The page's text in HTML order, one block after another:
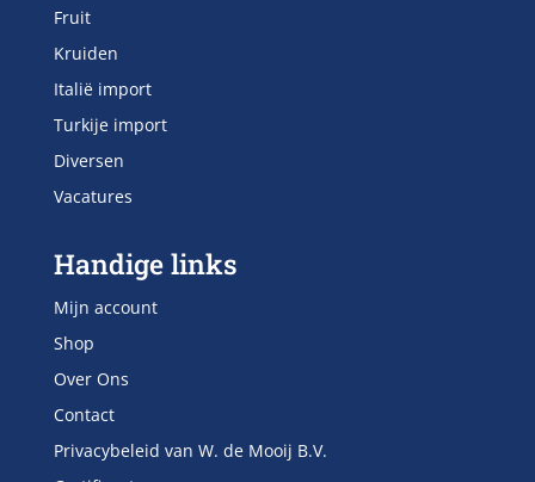
Fruit
Kruiden
Italië import
Turkije import
Diversen
Vacatures
Handige links
Mijn account
Shop
Over Ons
Contact
Privacybeleid van W. de Mooij B.V.